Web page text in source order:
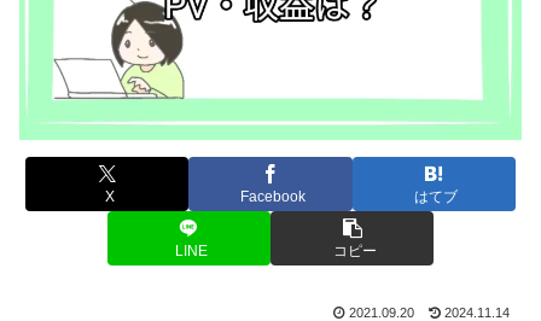
X Facebook はてブ
LINE コピー
2021.09.20 2024.11.14